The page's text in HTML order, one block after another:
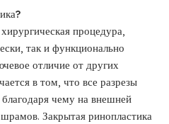
процедура,
так и функционально
отличие от других
в том, что все разрезы
чему на внешней
Закрытая ринопластика